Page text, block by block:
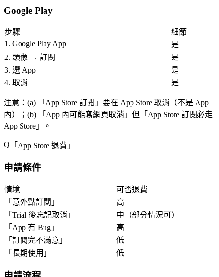
Google Play
步驟
細節
1. Google Play App
是
2. 頭像 → 訂閱
是
3. 選 App
是
4. 取消
是
注意 ：(a) 「 App Store 訂閱 」要在 App Store 取消（不是 App
內）；(b) 「 App 內可能寫網頁取消 」但「 App Store 訂閱必走
App Store 」。
「 App Store 退費 」
申請條件
情境
可否退費
「 意外點訂閱 」
高
「 Trial 後忘記取消 」
中（部分情況可）
「 App 有 Bug 」
高
「 訂閱完不滿意 」
低
「 長期使用 」 低